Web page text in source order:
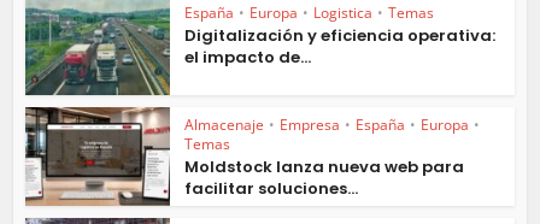
España • Europa • Logistica • Temas
Digitalización y eficiencia operativa:
el impacto de...
Almacenaje • Empresa • España • Europa •
Temas
Moldstock lanza nueva web para
facilitar soluciones...